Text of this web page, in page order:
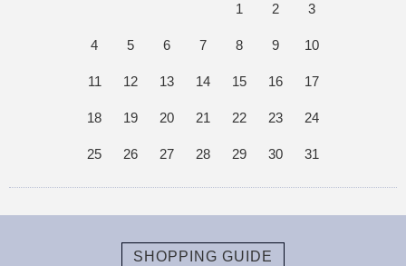
1
2 3
4 5 6 7 8 9 10
11 12 13 14 15 16 17
18 19 20 21 22 23 24
25 26 27 28 29 30 31
SHOPPING GUIDE